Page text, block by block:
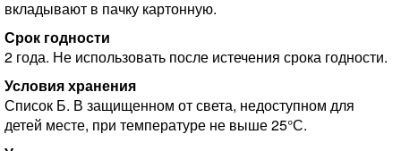
вкладывают в пачку картонную.
Срок годности
2 года. Не использовать после истечения срока годности.
Условия хранения
Список Б. В защищенном от света, недоступном для
детей месте, при температуре не выше 25°С.